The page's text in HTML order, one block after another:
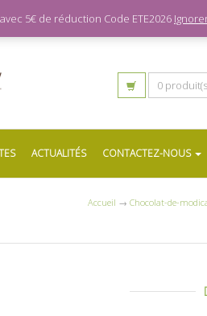
0
ACTUALITÉS CONTACTEZ-NOUS
Accueil → Chocolat-de-
5€ de réduction Code ETE2026